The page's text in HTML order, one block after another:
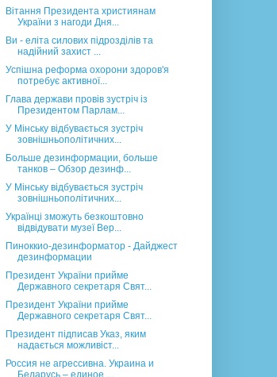
Вітання Президента християнам
України з нагоди Дня...
Ви - еліта силових підрозділів та
надійний захист ...
Успішна реформа охорони здоров'я
потребує активної...
Глава держави провів зустріч із
Президентом Парлам...
У Мінську відбувається зустріч
зовнішньополітичних...
Больше дезинформации, больше
танков – Обзор дезинф...
У Мінську відбувається зустріч
зовнішньополітичних...
Українці зможуть безкоштовно
відвідувати музеї Вер...
Пиноккио-дезинформатор - Дайджест
дезинформации
Президент України прийме
Державного секретаря Свят...
Президент України прийме
Державного секретаря Свят...
Президент підписав Указ, яким
надається можливіст...
Россия не агрессивна. Украина и